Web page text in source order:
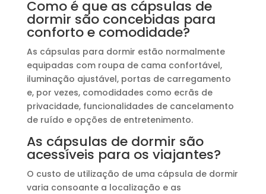
Como é que as cápsulas de
dormir são concebidas para
conforto e comodidade?
As cápsulas para dormir estão normalmente
equipadas com roupa de cama confortável,
iluminação ajustável, portas de carregamento
e, por vezes, comodidades como ecrãs de
privacidade, funcionalidades de cancelamento
de ruído e opções de entretenimento.
As cápsulas de dormir são
acessíveis para os viajantes?
O custo de utilização de uma cápsula de dormir
varia consoante a localização e as